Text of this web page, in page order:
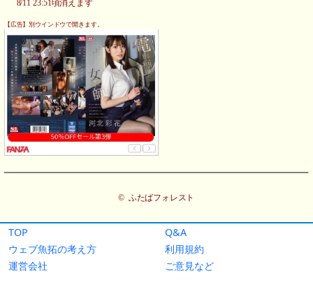
TOP
Q&A
ウェブ魚拓の考え方
利用規約
運営会社
ご意見など